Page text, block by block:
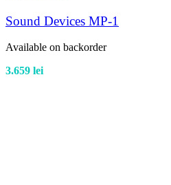
Sound Devices MP-1
Available on backorder
3.659 lei